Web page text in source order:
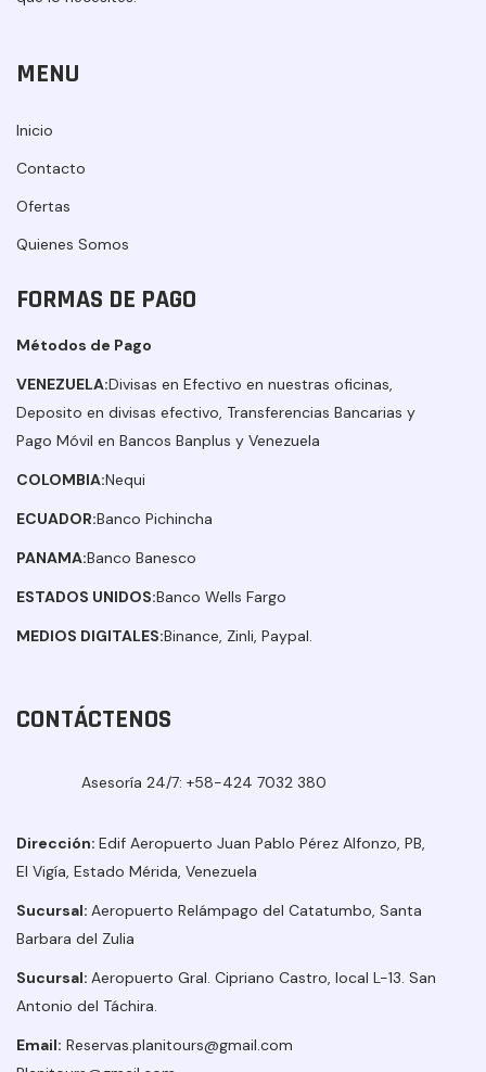
MENU
Inicio
Contacto
Ofertas
Quienes Somos
FORMAS DE PAGO
Métodos de Pago
VENEZUELA:Divisas en Efectivo en nuestras oficinas,
Deposito en divisas efectivo, Transferencias Bancarias y
Pago Móvil en Bancos Banplus y Venezuela
COLOMBIA:Nequi
ECUADOR:Banco Pichincha
PANAMA:Banco Banesco
ESTADOS UNIDOS:Banco Wells Fargo
MEDIOS DIGITALES:Binance, Zinli, Paypal.
CONTÁCTENOS
Asesoría 24/7: +58-424 7032 380
Dirección: Edif Aeropuerto Juan Pablo Pérez Alfonzo, PB,
El Vigía, Estado Mérida, Venezuela
Sucursal: Aeropuerto Relámpago del Catatumbo, Santa
Barbara del Zulia
Sucursal: Aeropuerto Gral. Cipriano Castro, local L-13. San
Antonio del Táchira.
Email: Reservas.planitours@gmail.com